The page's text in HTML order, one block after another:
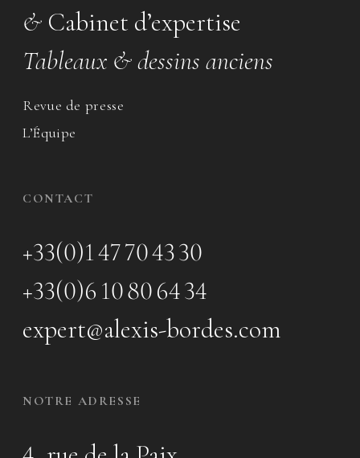
& Cabinet d’expertise
Tableaux & dessins anciens
Revue de presse
L’Équipe
CONTACT
+33(0)1 47 70 43 30
+33(0)6 10 80 64 34
expert@alexis-bordes.com
NOTRE ADRESSE